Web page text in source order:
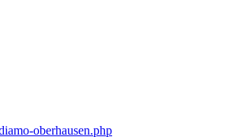
oberhausen.php